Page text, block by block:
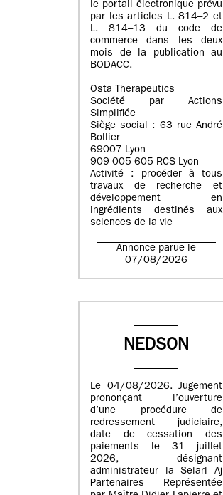
le portail électronique prévu
par les articles L. 814–2 et
L. 814–13 du code de
commerce dans les deux
mois de la publication au
BODACC.
Osta Therapeutics
Société par Actions
Simplifiée
Siège social : 63 rue André
Bollier
69007 Lyon
909 005 605 RCS Lyon
Activité : procéder à tous
travaux de recherche et
développement en
ingrédients destinés aux
sciences de la vie
Annonce parue le
07/08/2026
NEDSON
Le 04/08/2026. Jugement
prononçant l’ouverture
d’une procédure de
redressement judiciaire,
date de cessation des
paiements le 31 juillet
2026, désignant
administrateur la Selarl Aj
Partenaires Représentée